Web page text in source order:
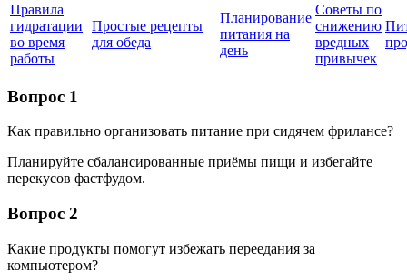
Правила
гидратации
во время
работы
Простые рецепты
для обеда
Планирование
питания на
день
Советы по
снижению
вредных
привычек
Вопрос 1
Как правильно организовать питание при сидячем фрилансе?
Планируйте сбалансированные приёмы пищи и избегайте
перекусов фастфудом.
Вопрос 2
Какие продукты помогут избежать переедания за
компьютером?